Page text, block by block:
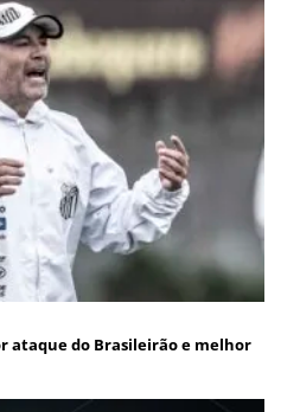
ataque do Brasileirão e melhor